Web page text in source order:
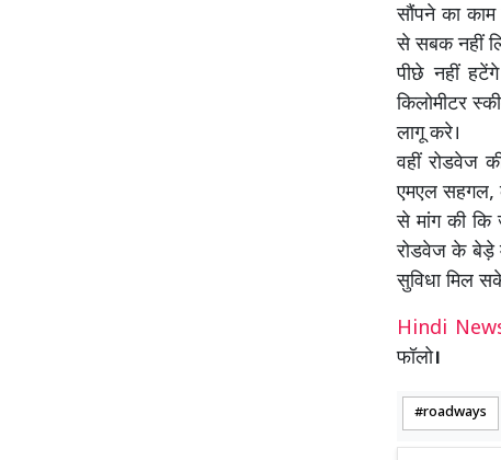
सौंपने का
से सबक नहीं
पीछे नहीं
किलोमीटर
लागू करे।
वहीं रोडवेज
एमएल सहगल,
से मांग की कि
रोडवेज के बेड़े
सुविधा मिल
Hindi
फॉलो।
roadways